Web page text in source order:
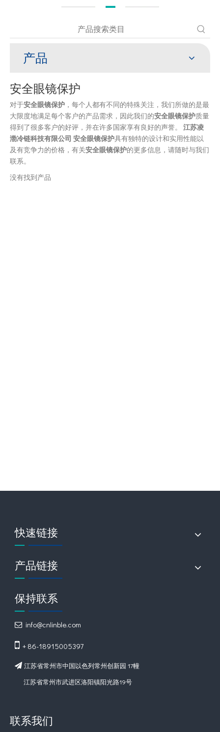
产品
安全眼镜保护
对于安全眼镜保护 ，每个人都有不同的特殊关注，我们所做的是最
大限度地满足每个客户的产品需求，因此我们的安全眼镜保护质量
得到了很多客户的好评，并在许多国家享有良好的声誉。 江苏凌
渤冷链科技有限公司 安全眼镜保护具有独特的设计和实用性能以
及有竞争力的价格，有关安全眼镜保护的更多信息，请随时与我们
联系。
没有找到产品
快速链接
产品链接
保持联系
 info@cnlinble.com
 + 86-18915005397
 江苏省常州市中国以色列常州创新园 17幢
江苏省常州市武进区洛阳镇阳光路19号
联系我们